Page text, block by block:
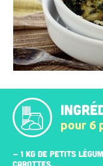
pour 6
- 1 KG DE PETITS
CAROTTES,...